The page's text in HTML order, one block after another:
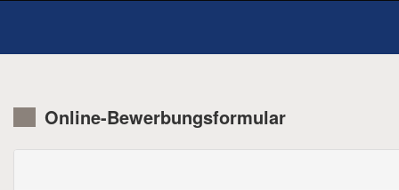
Online-Bewerbungsformular